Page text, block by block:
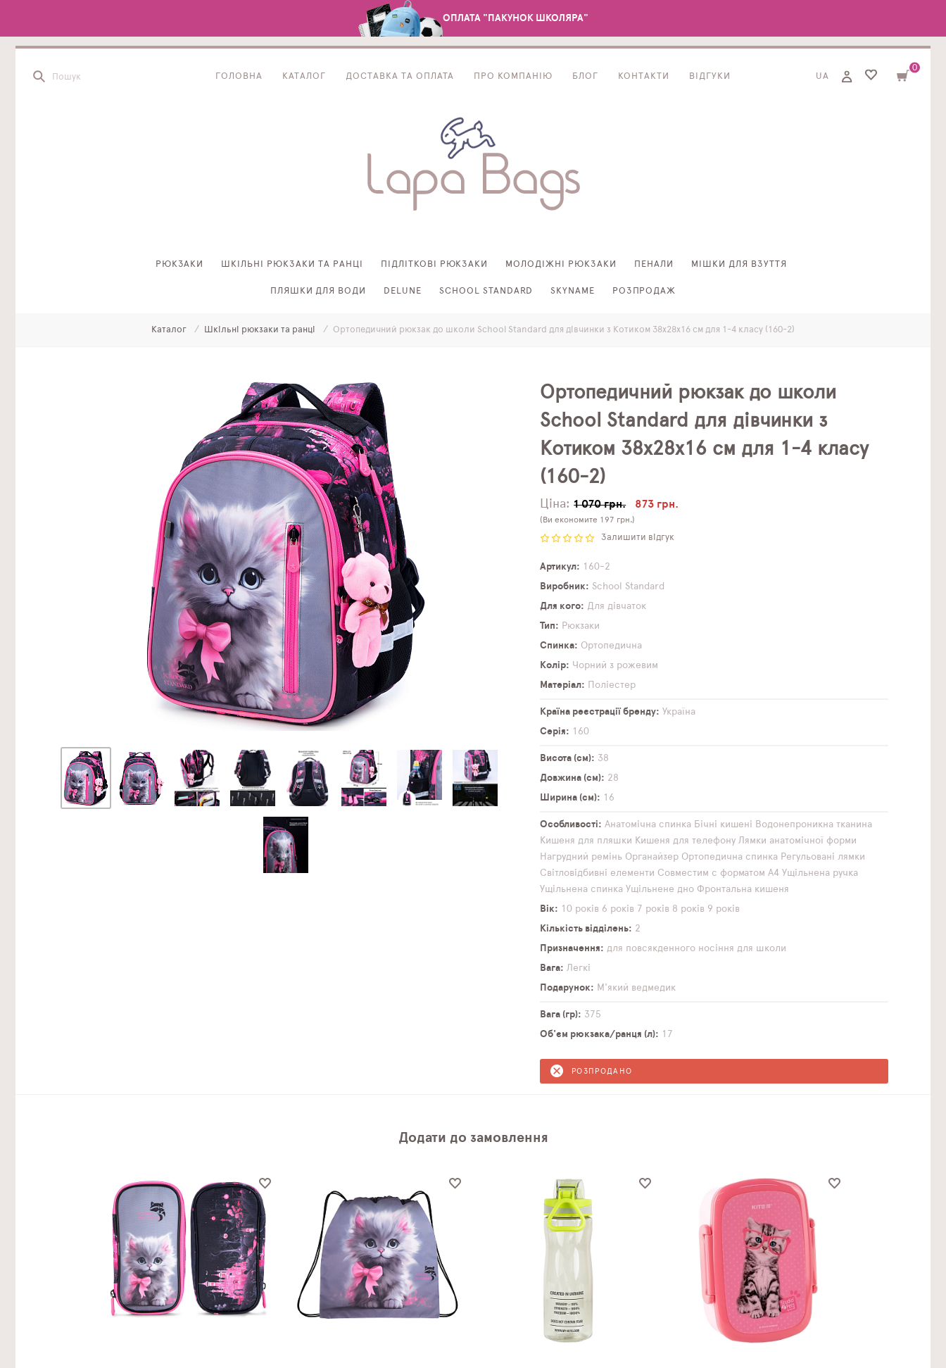
ОПЛАТА "ПАКУНОК ШКОЛЯРА"
ГОЛОВНА КАТАЛОГ ДОСТАВКА ТА ОПЛАТА ПРО КОМПАНІЮ БЛОГ КОНТАКТИ ВІДГУКИ UA
0
РЮКЗАКИ ШКІЛЬНІ РЮКЗАКИ ТА РАНЦІ ПІДЛІТКОВІ РЮКЗАКИ МОЛОДІЖНІ РЮКЗАКИ ПЕНАЛИ МІШКИ ДЛЯ ВЗУТТЯ
ПЛЯШКИ ДЛЯ ВОДИ DELUNE SCHOOL STANDARD SKYNAME РОЗПРОДАЖ
Каталог Шкільні рюкзаки та ранці Ортопедичний рюкзак до школи School Standard для дівчинки з Котиком 38х28х16 см для 1-4 класу (160-2)
Ортопедичний рюкзак до школи
School Standard для дівчинки з
Котиком 38х28х16 см для 1-4 класу
(160-2)
Ціна: 1 070 грн. 873 грн.
(Ви економите 197 грн.)
Залишити відгук
Артикул
160-2
Виробник
School Standard
Для кого
Для дівчаток
Тип
Рюкзаки
Спинка
Ортопедична
Колір
Чорний з рожевим
Матеріал
Поліестер
Країна реєстрації бренду
Україна
Серія
160
Висота (см)
38
Довжина (см)
28
Ширина (см)
16
Особливості Анатомічна спинка Бічні кишені Водонепроникна тканина
Кишеня для пляшки Кишеня для телефону Лямки анатомічної форми
Нагрудний ремінь Органайзер Ортопедична спинка Регульовані лямки
Світловідбивні елементи Совместим с форматом А4 Ущільнена ручка
Ущільнена спинка Ущільнене дно Фронтальна кишеня
Вік
10 років 6 років 7 років 8 років 9 років
Кількість відділень
2
Призначення
для повсякденного носіння для школи
Вага
Легкі
Подарунок
М'який ведмедик
Вага (гр)
375
Об'єм рюкзака/ранця (л)
17
РОЗПРОДАНО
Додати до замовлення